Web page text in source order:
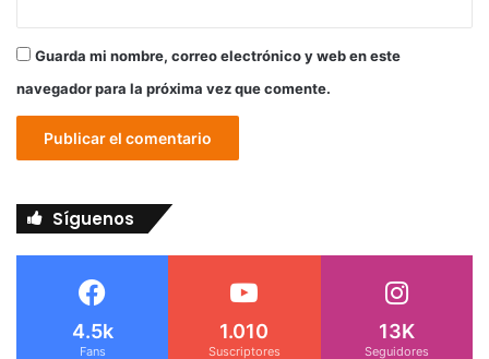
Guarda mi nombre, correo electrónico y web en este
navegador para la próxima vez que comente.
Síguenos
4.5k
Fans
1.010
Suscriptores
13K
Seguidores